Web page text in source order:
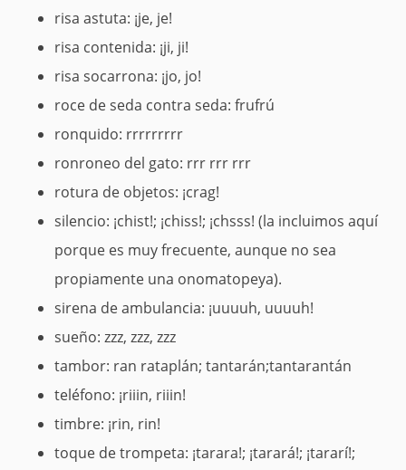
risa astuta: ¡je, je!
risa contenida: ¡ji, ji!
risa socarrona: ¡jo, jo!
roce de seda contra seda: frufrú
ronquido: rrrrrrrrr
ronroneo del gato: rrr rrr rrr
rotura de objetos: ¡crag!
silencio: ¡chist!; ¡chiss!; ¡chsss! (la incluimos aquí
porque es muy frecuente, aunque no sea
propiamente una onomatopeya).
sirena de ambulancia: ¡uuuuh, uuuuh!
sueño: zzz, zzz, zzz
tambor: ran rataplán; tantarán;tantarantán
teléfono: ¡riiin, riiin!
timbre: ¡rin, rin!
toque de trompeta: ¡tarara!; ¡tarará!; ¡tararí!;